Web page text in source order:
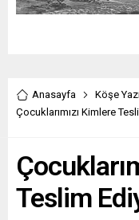
Anasayfa
Köşe
Çocuklarımızı Kimlere
Teslim